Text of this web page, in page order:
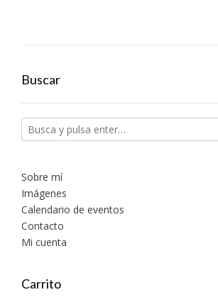
Buscar
Sobre mí
Imágenes
Calendario de eventos
Contacto
Mi cuenta
Carrito